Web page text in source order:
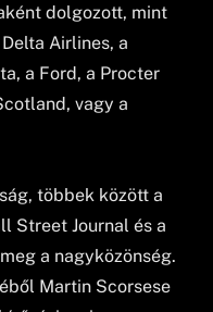
dolgozott, mint
Airlines, a
a Ford, a Procter
vagy a
többek között a
Street Journal és a
a nagyközönség.
Martin Scorsese